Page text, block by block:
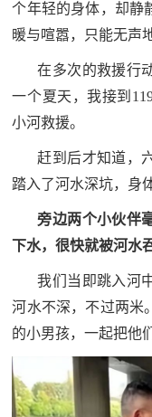
个年轻的身体，却静
暖与喧嚣，只能无声
在多次的救援行
一个夏天，我接到
小河救援。
赶到后才知道，
踏入了河水深坑，身
旁边两个小伙伴
下水，很快就被河水
我们当即跳入河
河水不深，不过两米
的小男孩，一起把他